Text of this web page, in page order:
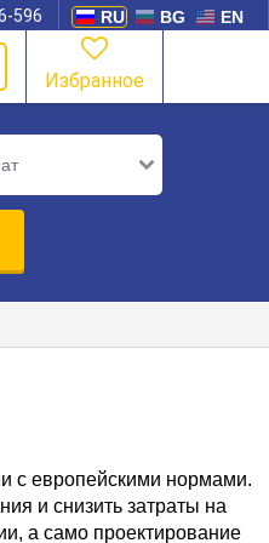
RU BG EN
596
Избранное
с европейскими нормами.
и снизить затраты на
а само проектирование